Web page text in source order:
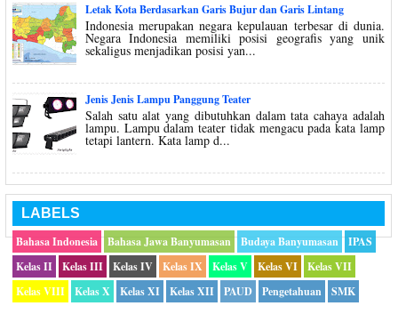
Letak Kota Berdasarkan Garis Bujur dan Garis Lintang
Indonesia merupakan negara kepulauan terbesar di dunia.
Negara Indonesia memiliki posisi geografis yang unik
sekaligus menjadikan posisi yan...
Jenis Jenis Lampu Panggung Teater
Salah satu alat yang dibutuhkan dalam tata cahaya adalah
lampu. Lampu dalam teater tidak mengacu pada kata lamp
tetapi lantern. Kata lamp d...
LABELS
Bahasa Indonesia
Bahasa Jawa Banyumasan Budaya Banyumasan
IPAS
Kelas II
Kelas III Kelas IV Kelas IX Kelas V Kelas VI
Kelas VII
Kelas VIII
Kelas X Kelas XI Kelas XII PAUD Pengetahuan SMK